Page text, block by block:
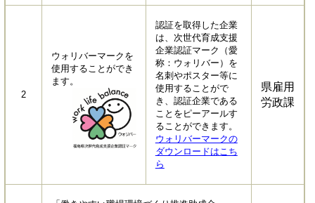
2
ウォリバーマークを
使用することができ
ます。
認証を取得した企業
は、次世代育成支援
企業認証マーク（愛
称：ウォリバー）を
名刺やポスター等に
使用することがで
き、認証企業である
ことをピーアールす
ることができます。
ウォリバーマークの
ダウンロードはこち
ら
県雇用
労政課